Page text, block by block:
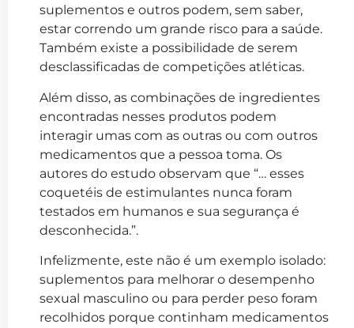
suplementos e outros podem, sem saber,
estar correndo um grande risco para a saúde.
Também existe a possibilidade de serem
desclassificadas de competições atléticas.
Além disso, as combinações de ingredientes
encontradas nesses produtos podem
interagir umas com as outras ou com outros
medicamentos que a pessoa toma. Os
autores do estudo observam que “… esses
coquetéis de estimulantes nunca foram
testados em humanos e sua segurança é
desconhecida.”.
Infelizmente, este não é um exemplo isolado:
suplementos para melhorar o desempenho
sexual masculino ou para perder peso foram
recolhidos porque continham medicamentos